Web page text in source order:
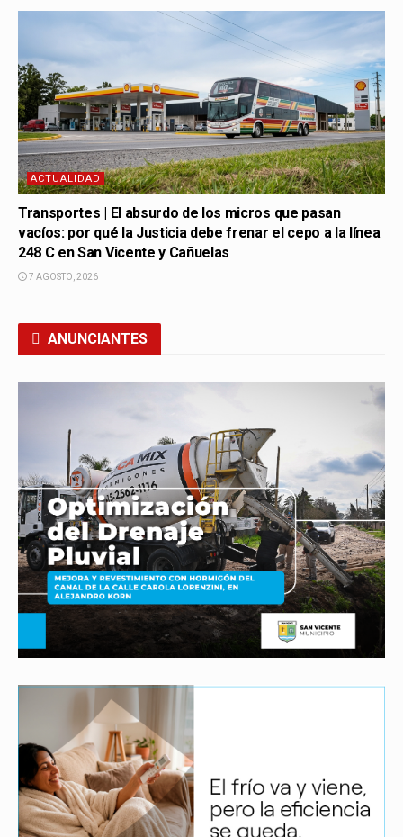
ACTUALIDAD
Transportes | El absurdo de los micros que pasan
vacíos: por qué la Justicia debe frenar el cepo a la línea
248 C en San Vicente y Cañuelas
7 AGOSTO, 2026
ANUNCIANTES